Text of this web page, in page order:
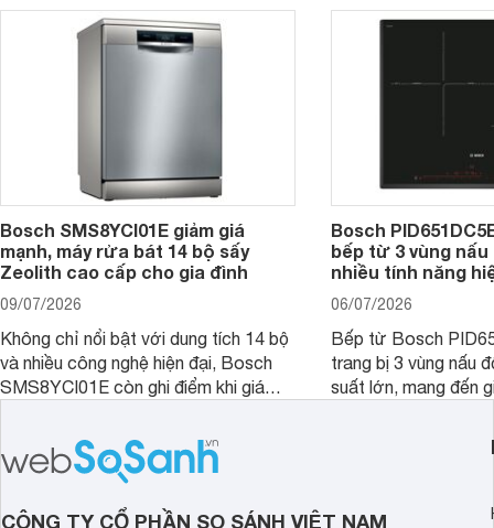
nhiều cửa hàng, đại lý.
mẫu bếp đáp ứng
Bosch SMS8YCI01E giảm giá
mạnh, máy rửa bát 14 bộ sấy
Zeolith cao cấp cho gia đình
09/07/2026
Không chỉ nổi bật với dung tích 14 bộ
và nhiều công nghệ hiện đại, Bosch
SMS8YCI01E còn ghi điểm khi giá
thời điểm mới mở bán, mang lại tỷ lệ
giá trị/chi phí hấp dẫn hơn cho người
dùng đang tìm kiếm một mẫu máy rửa
bát cao cấp.
Bosch
bếp từ 3 vùng
nhiều tính năng
06/07/2026
Bếp từ Bosch
trang bị 3 vùng nấu
suất lớn, mang đến
CÔNG TY CỔ PHẦN SO SÁNH VIỆT NAM